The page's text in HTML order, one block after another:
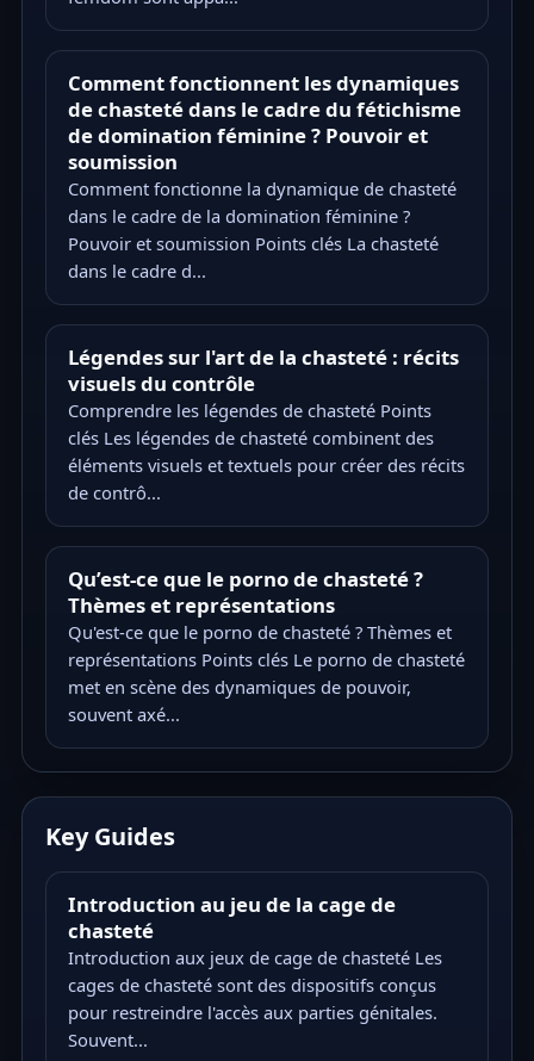
Comment fonctionnent les dynamiques
de chasteté dans le cadre du fétichisme
de domination féminine ? Pouvoir et
soumission
Comment fonctionne la dynamique de chasteté
dans le cadre de la domination féminine ?
Pouvoir et soumission Points clés La chasteté
dans le cadre d...
Légendes sur l'art de la chasteté : récits
visuels du contrôle
Comprendre les légendes de chasteté Points
clés Les légendes de chasteté combinent des
éléments visuels et textuels pour créer des récits
de contrô...
Qu’est-ce que le porno de chasteté ?
Thèmes et représentations
Qu'est-ce que le porno de chasteté ? Thèmes et
représentations Points clés Le porno de chasteté
met en scène des dynamiques de pouvoir,
souvent axé...
Key Guides
Introduction au jeu de la cage de
chasteté
Introduction aux jeux de cage de chasteté Les
cages de chasteté sont des dispositifs conçus
pour restreindre l'accès aux parties génitales.
Souvent...